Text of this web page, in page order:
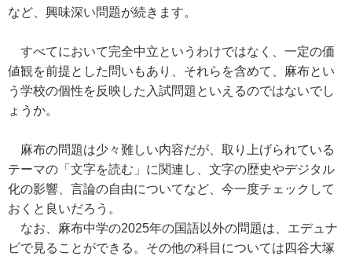
など、興味深い問題が続きます。
すべてにおいて完全中立というわけではなく、一定の価
値観を前提とした問いもあり、それらを含めて、麻布とい
う学校の個性を反映した入試問題といえるのではないでし
ょうか。
麻布の問題は少々難しい内容だが、取り上げられている
テーマの「文字を読む」に関連し、文字の歴史やデジタル
化の影響、言論の自由についてなど、今一度チェックして
おくと良いだろう。
なお、麻布中学の2025年の国語以外の問題は、エデュナ
ビで見ることができる。その他の科目については四谷大塚